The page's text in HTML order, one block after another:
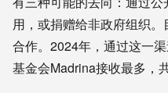
用，或捐赠给非政府组织
合作。2024年，通过这一
基金会Madrina接收最多，